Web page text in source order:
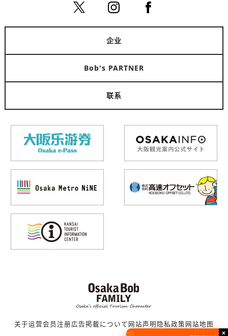
企业
Bob's PARTNER
联系
关于运营会员注册広告掲載について 网站声明隐私政策网站地图